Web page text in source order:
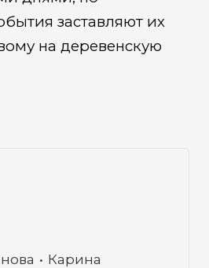
заставляют их
на деревенскую
Карина